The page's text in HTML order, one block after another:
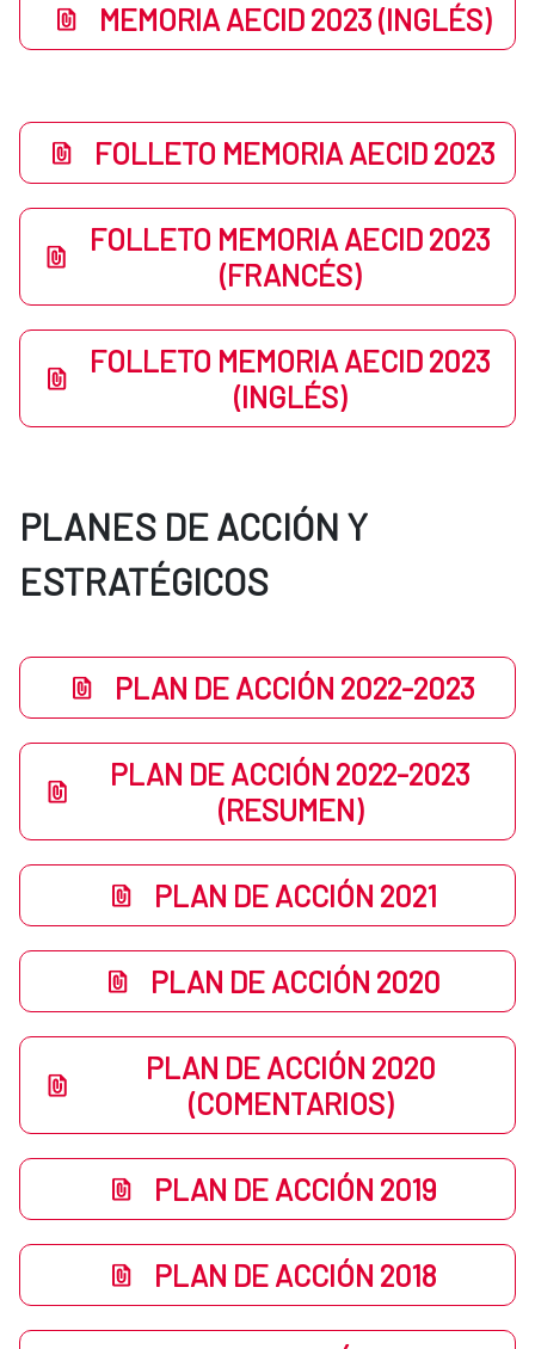
MEMORIA AECID 2023 (INGLÉS)
FOLLETO MEMORIA AECID 2023
FOLLETO MEMORIA AECID 2023
(FRANCÉS)
FOLLETO MEMORIA AECID 2023
(INGLÉS)
PLANES DE ACCIÓN Y
ESTRATÉGICOS
PLAN DE ACCIÓN 2022-2023
PLAN DE ACCIÓN 2022-2023
(RESUMEN)
PLAN DE ACCIÓN 2021
PLAN DE ACCIÓN 2020
PLAN DE ACCIÓN 2020
(COMENTARIOS)
PLAN DE ACCIÓN 2019
PLAN DE ACCIÓN 2018